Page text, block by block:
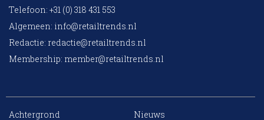
Telefoon: +31 (0) 318 431 553
Algemeen: info@retailtrends.nl
Redactie: redactie@retailtrends.nl
Membership: member@retailtrends.nl
Achtergrond Nieuws